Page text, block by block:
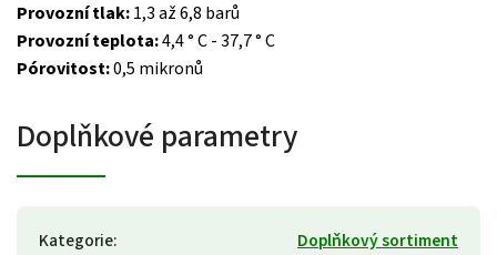
Provozní tlak:1,3 až 6,8 barů
Provozní teplota:4,4 ° C - 37,7 ° C
Pórovitost:0,5 mikronů
Doplňkové parametry
Kategorie:
Doplňkový sortiment